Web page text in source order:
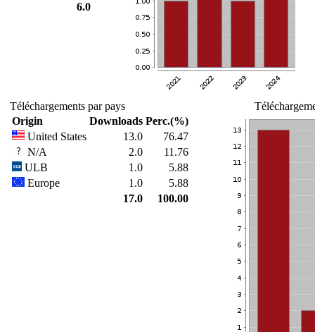
6.0
Téléchargements par pays
Origin
Downloads Perc.(%)
United States
13.0
76.47
N/A
2.0
11.76
ULB
1.0
5.88
Europe
1.0
5.88
17.0
100.00